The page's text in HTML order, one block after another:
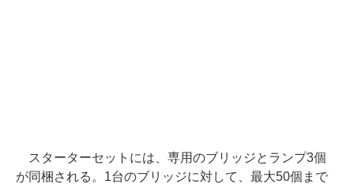
スターターセットには、専用のブリッジとランプ3個
が同梱される。1台のブリッジに対して、最大50個まで